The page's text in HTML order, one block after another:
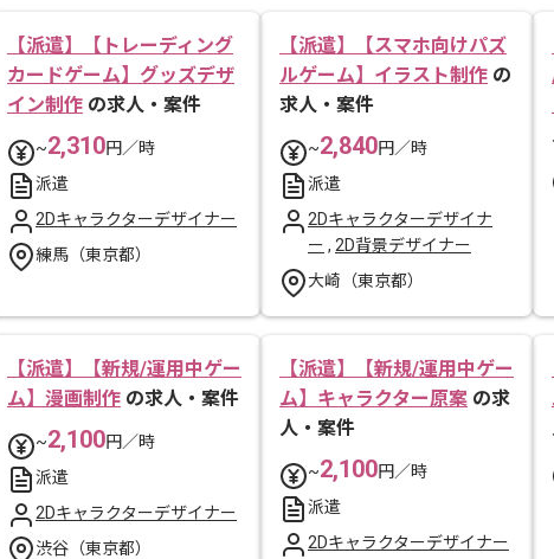
【派遣】【トレーディング
カードゲーム】グッズデザ
イン制作 の求人・案件
~2,310円／時
派遣
2Dキャラクターデザイナー
練馬（東京都）
【派遣】【スマホ向けパズ
ルゲーム】イラスト制作 の
求人・案件
~2,840円／時
派遣
2Dキャラクターデザイナ
ー , 2D背景デザイナー
大崎（東京都）
【派遣】【新規/運用中ゲー
ム】漫画制作 の求人・案件
~2,100円／時
派遣
2Dキャラクターデザイナー
渋谷（東京都）
【派遣】【新規/運用中ゲー
ム】キャラクター原案 の求
人・案件
~2,100円／時
派遣
2Dキャラクターデザイナー